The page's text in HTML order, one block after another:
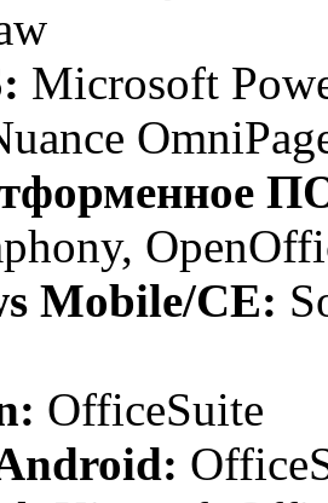
Microsoft
Mobile/CE:
OfficeSuite